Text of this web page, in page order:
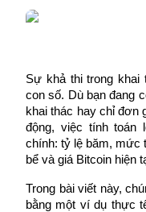
COIN-M Futures
Futures sử dụng
Sự khả thi trong khai
con số. Dù bạn đang
khai thác hay chỉ đơn
động, việc tính toán
chính: tỷ lệ băm, mức
bể và giá Bitcoin hiện
Trong bài viết này,
bằng một ví dụ thực